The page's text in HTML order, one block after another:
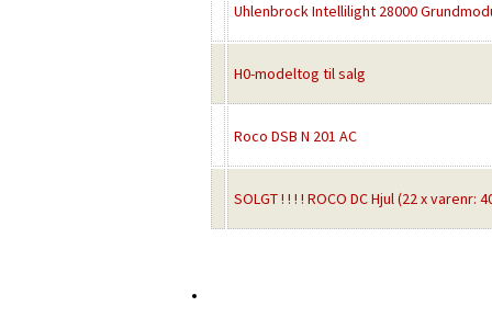
Uhlenbrock Intellilight 28000
H0-modeltog til salg
Roco DSB N 201 AC
SOLGT ! ! ! ! ROCO DC Hjul (22 x varenr: